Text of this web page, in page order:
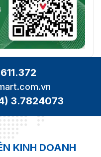
3.7824073
KINH DOANH